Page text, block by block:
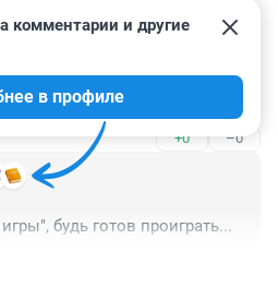
–0
+0 –0
комментарии и другие
в профиле
будь готов проиграть...